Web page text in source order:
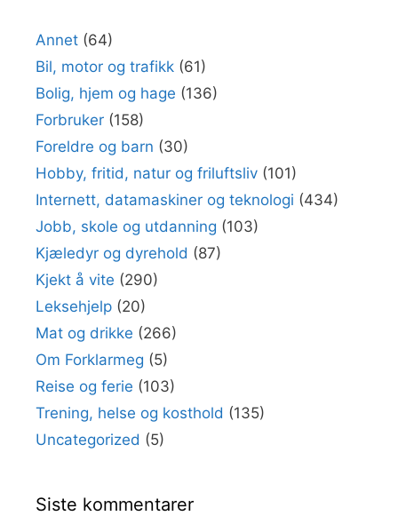
Annet (64)
Bil, motor og trafikk (61)
Bolig, hjem og hage (136)
Forbruker (158)
Foreldre og barn (30)
Hobby, fritid, natur og friluftsliv (101)
Internett, datamaskiner og teknologi (434)
Jobb, skole og utdanning (103)
Kjæledyr og dyrehold (87)
Kjekt å vite (290)
Leksehjelp (20)
Mat og drikke (266)
Om Forklarmeg (5)
Reise og ferie (103)
Trening, helse og kosthold (135)
Uncategorized (5)
Siste kommentarer